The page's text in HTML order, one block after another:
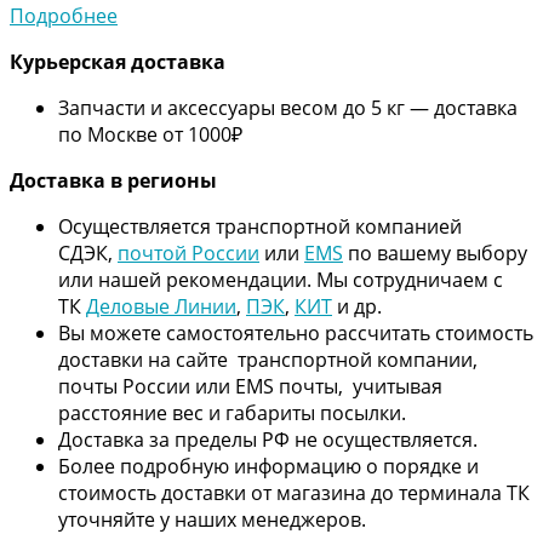
Подробнее
Курьерская доставка
Запчасти и аксессуары весом до 5 кг — доставка
по Москве от 1000₽
Доставка в регионы
Осуществляется транспортной компанией
СДЭК, почтой России или EMS по вашему выбору
или нашей рекомендации. Мы сотрудничаем с
ТКДеловые Линии, ПЭК, КИТ и др.
Вы можете самостоятельно рассчитать стоимость
доставки на сайте транспортной компании,
почты России или EMS почты, учитывая
расстояние вес и габариты посылки.
Доставка за пределы РФ не осуществляется.
Более подробную информацию о порядке и
стоимость доставки от магазина до терминала ТК
уточняйте у наших менеджеров.